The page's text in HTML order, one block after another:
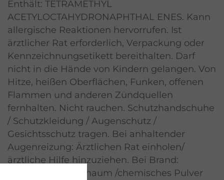
Enthält: TETRAMETHYL
ACETYLOCTAHYDRONAPHTHAL ENES. Kann
allergische Reaktionen hervorrufen. Ist
ärztlicher Rat erforderlich, Verpackung oder
Kennzeichnungsetikett bereithalten. Darf
nicht in die Hände von Kindern gelangen. Von
Hitze, heißen Oberflächen, Funken, offenen
Flammen und anderen Zündquellen
fernhalten. Nicht rauchen. Schutzhandschuhe
/ Schutzkleidung / Augenschutz /
Gesichtsschutz tragen. Bei anhaltender
Augenreizung: Ärztlichen Rat einholen/
ärztliche Hilfe hinzuziehen. Bei Brand:
Kohlendioxid / Schaum /chemisches Pulver